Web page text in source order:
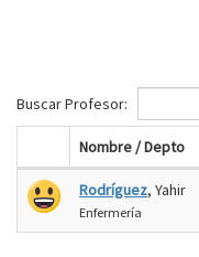
Buscar Profesor:
Nombre / Depto
Rodríguez, Yahir
Enfermería